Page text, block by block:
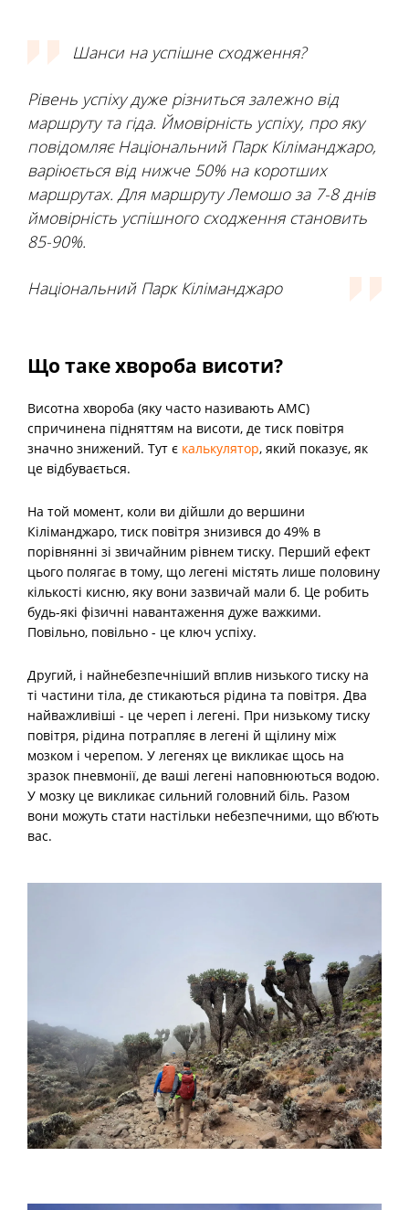
Шанси на успішне сходження?
Рівень успіху дуже різниться залежно від
маршруту та гіда. Ймовірність успіху, про яку
повідомляє Національний Парк Кіліманджаро,
варіюється від нижче 50% на коротших
маршрутах. Для маршруту Лемошо за 7-8 днів
ймовірність успішного сходження становить
85-90%.
Національний Парк Кіліманджаро
Що таке хвороба висоти?
Висотна хвороба (яку часто називають АМС)
спричинена підняттям на висоти, де тиск повітря
значно знижений. Тут є калькулятор, який показує, як
це відбувається.
На той момент, коли ви дійшли до вершини
Кіліманджаро, тиск повітря знизився до 49% в
порівнянні зі звичайним рівнем тиску. Перший ефект
цього полягає в тому, що легені містять лише половину
кількості кисню, яку вони зазвичай мали б. Це робить
будь-які фізичні навантаження дуже важкими.
Повільно, повільно - це ключ успіху.
Другий, і найнебезпечніший вплив низького тиску на
ті частини тіла, де стикаються рідина та повітря. Два
найважливіші - це череп і легені. При низькому тиску
повітря, рідина потрапляє в легені й щілину між
мозком і черепом. У легенях це викликає щось на
зразок пневмонії, де ваші легені наповнюються водою.
У мозку це викликає сильний головний біль. Разом
вони можуть стати настільки небезпечними, що вб’ють
вас.